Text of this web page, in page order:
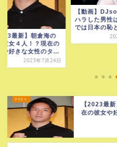
最新】朝倉海の
彼女４人！？現在の
や好きな女性のタ...
2023年7月24日
【動画】
ハラした男性
では日本の恥
【2023最
在の彼女や